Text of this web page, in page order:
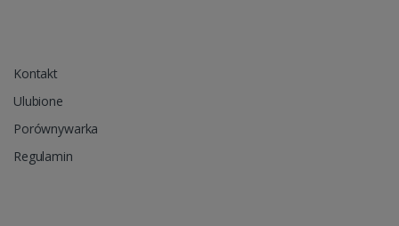
Kontakt
Ulubione
Porównywarka
Regulamin